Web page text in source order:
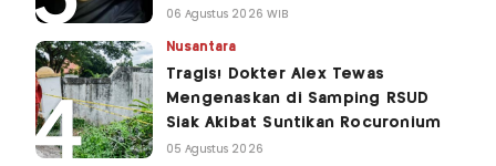
06 Agustus 2026 WIB
Nusantara
Tragis! Dokter Alex Tewas
Mengenaskan di Samping RSUD
Siak Akibat Suntikan Rocuronium
05 Agustus 2026